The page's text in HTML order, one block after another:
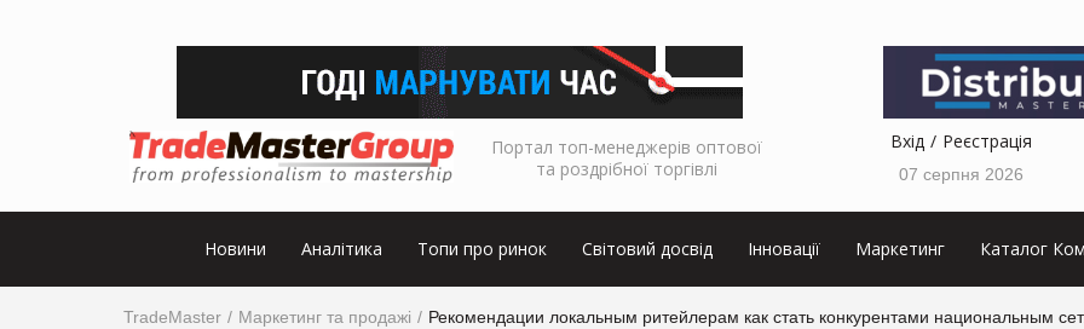
Портал топ-менеджерів оптової
та роздрібної торгівлі
Вхід Реєстрація
07 серпня 2026
Новини Аналітика Топи про ринок Світовий досвід Інновації Маркетинг Каталог
TradeMaster Маркетинг та продажі Рекомендации локальным ритейлерам как стать конкурентами национальным